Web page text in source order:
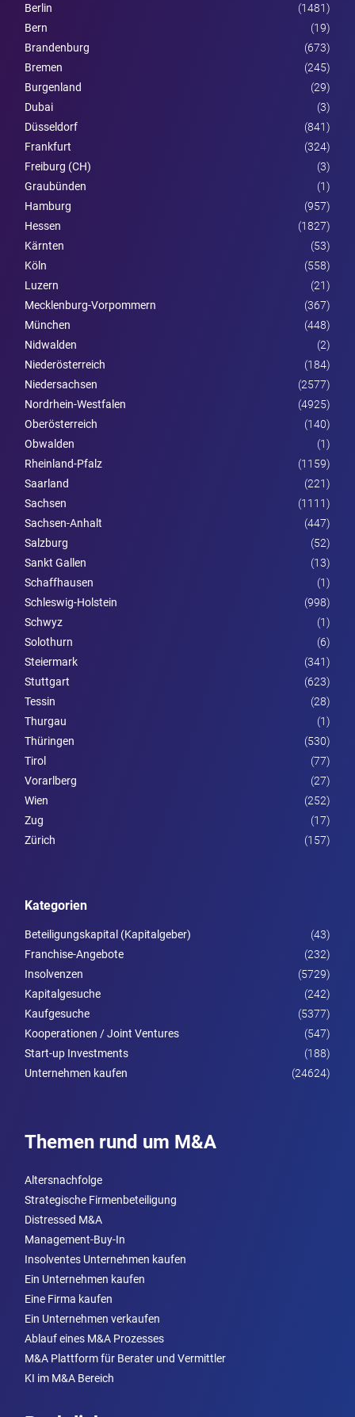
Berlin
(1481)
Bern
(19)
Brandenburg
(673)
Bremen
(245)
Burgen­land
(29)
Dubai
(3)
Düsseldorf
(841)
Frankfurt
(324)
Freiburg (CH)
(3)
Graubünden
(1)
Hamburg
(957)
Hessen
(1827)
Kärnten
(53)
Köln
(558)
Luzern
(21)
Mecklenburg-Vorpommern
(367)
München
(448)
Nidwalden
(2)
Nieder­österreich
(184)
Niedersachsen
(2577)
Nordrhein-Westfalen
(4925)
Ober­österreich
(140)
Obwalden
(1)
Rheinland-Pfalz
(1159)
Saarland
(221)
Sachsen
(1111)
Sachsen-Anhalt
(447)
Salzburg
(52)
Sankt Gallen
(13)
Schaffhausen
(1)
Schleswig-Holstein
(998)
Schwyz
(1)
Solothurn
(6)
Steier­mark
(341)
Stuttgart
(623)
Tessin
(28)
Thurgau
(1)
Thüringen
(530)
Tirol
(77)
Vorarl­berg
(27)
Wien
(252)
Zug
(17)
Zürich
(157)
Kategorien
Beteiligungskapital (Kapitalgeber)
(43)
Franchise-Angebote
(232)
Insolvenzen
(5729)
Kapitalgesuche
(242)
Kaufgesuche
(5377)
Kooperationen / Joint Ventures
(547)
Start-up Investments
(188)
Unternehmen kaufen
(24624)
Themen rund um M&A
Altersnachfolge
Strategische Firmenbeteiligung
Distressed M&A
Management-Buy-In
Insolventes Unternehmen kaufen
Ein Unternehmen kaufen
Eine Firma kaufen
Ein Unternehmen verkaufen
Ablauf eines M&A Prozesses
M&A Plattform für Berater und Vermittler
KI im M&A Bereich